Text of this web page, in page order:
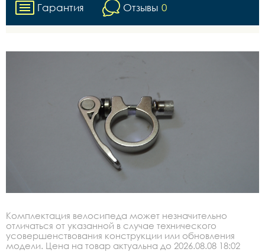
Гарантия Отзывы 0
Комплектация велосипеда может незначительно
отличаться от указанной в случае технического
усовершенствования конструкции или обновления
модели. Цена на товар актуальна до 2026.08.08 18:02